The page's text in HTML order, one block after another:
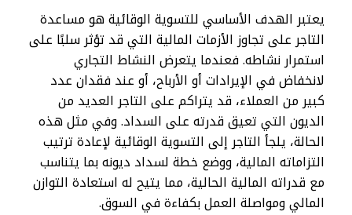
يعتبر الهدف الأساسي للتسوية الوقائية هو مساعدة
التاجر على تجاوز الأزمات المالية التي قد تؤثر سلبًا على
استمرار نشاطه. فعندما يتعرض النشاط التجاري
لانخفاض في الإيرادات أو الأرباح، أو عند فقدان عدد
كبير من العملاء، قد يتراكم على التاجر العديد من
الديون التي تعيق قدرته على السداد. وفي مثل هذه
الحالة، يلجأ التاجر إلى التسوية الوقائية لإعادة ترتيب
التزاماته المالية، ووضع خطة لسداد ديونه بما يتناسب
مع قدراته المالية الحالية، مما يتيح له استعادة التوازن
المالي ومواصلة العمل بكفاءة في السوق.